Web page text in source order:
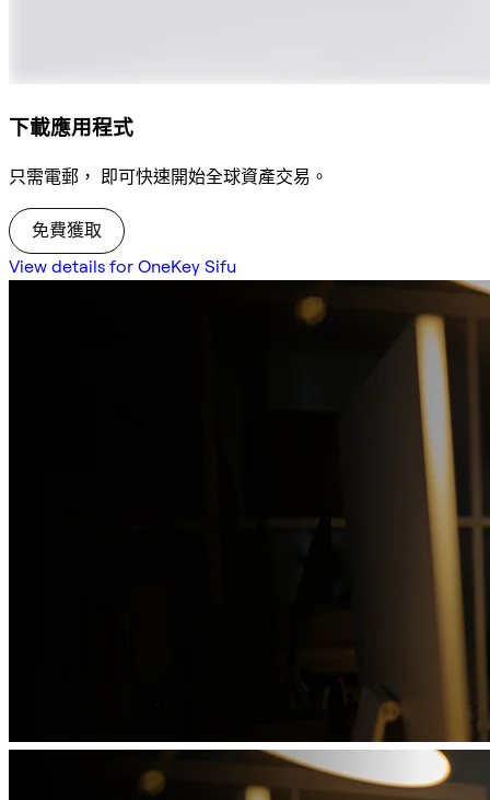
下載應用程式
只需電郵， 即可快速開始全球資產交易。
免費獲取
View details for OneKey Sifu